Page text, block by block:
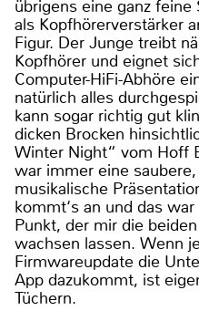
übrigens eine ganz
als Kopfhörerverstärker
Figur. Der Junge treibt
Kopfhörer und eignet
Computer-HiFi-Abhöre
natürlich alles
kann sogar richtig gut
dicken Brocken
Winter Night“ vom Hoff
war immer eine
musikalische
kommt‘s an und das
Punkt, der mir die
wachsen lassen. Wenn
Firmwareupdate die
App dazukommt, ist
Tüchern.